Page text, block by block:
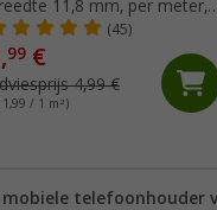
11,8 mm, per meter,
(45)
99 €
4,99 €
1,99 / 1 m²)
mobiele